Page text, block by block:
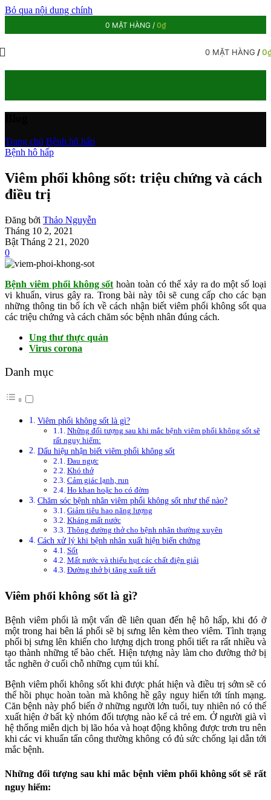
Bỏ qua nội dung chính
0 MẶT HÀNG / 0₫
0 MẶT HÀNG /0
Trang chủ Bệnh hô hấp
Bệnh hô hấp
Viêm phổi không sốt: triệu chứng và cách
điều trị
Đăng bởi Thảo Nguyễn
Tháng 10 2, 2021
Bật Tháng 2 21, 2020
0
Bệnh viêm phổi không sốt hoàn toàn có thể xảy ra do một số loại
vi khuẩn, virus gây ra. Trong bài này tôi sẽ cung cấp cho các bạn
những thông tin bổ ích về cách nhận biết viêm phổi không sốt qua
các triệu chứng và cách chăm sóc bệnh nhân đúng cách.
Ung thư thực quản
Virus corona
Danh mục
Viêm phổi không sốt là gì?
Những đối tượng sau khi mắc bệnh viêm phổi không sốt sẽ
rất nguy hiểm:
Dấu hiệu nhận biết viêm phổi không sốt
Đau ngực
Khó thở
Cảm giác lạnh, run
Ho khan hoặc ho có đờm
Chăm sóc bệnh nhân viêm phổi không sốt như thế nào?
Giảm tiêu hao năng lượng
Kháng mất nước
Thông đường thở cho bệnh nhân thường xuyên
Cách xử lý khi bệnh nhân xuất hiện biến chứng
Sốt
Mất nước và thiếu hụt các chất điện giải
Đường thở bị tăng xuất tiết
Viêm phổi không sốt là gì?
Bệnh viêm phổi là một vấn đề liên quan đến hệ hô hấp, khi đó ở
một trong hai bên lá phổi sẽ bị sưng lên kèm theo viêm. Tình trạng
phổi bị sưng lên khiến cho lượng dịch trong phổi tiết ra rất nhiều và
tạo thành những tế bào chết. Hiện tượng này làm cho đường thở bị
tắc nghẽn ở cuối chỗ những cụm túi khí.
Bệnh viêm phổi không sốt khi được phát hiện và điều trị sớm sẽ có
thể hồi phục hoàn toàn mà không hề gây nguy hiển tới tính mạng.
Căn bệnh này phổ biến ở những người lớn tuổi, tuy nhiên nó có thể
xuất hiện ở bất kỳ nhóm đối tượng nào kể cả trẻ em. Ở người già vì
hệ thống miễn dịch bị lão hóa và hoạt động không được trơn tru nên
khi các vi khuẩn tấn công thường không có đủ sức chống lại dẫn tới
mắc bệnh.
Những đối tượng sau khi mắc bệnh viêm phổi không sốt sẽ rất
nguy hiểm: